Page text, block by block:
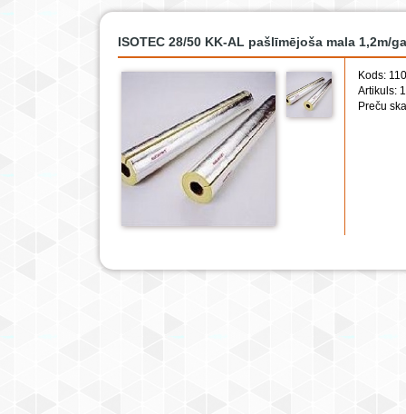
ISOTEC 28/50 KK-AL pašlīmējoša mala 1,2m/
Kods:
Artikuls:
Preču